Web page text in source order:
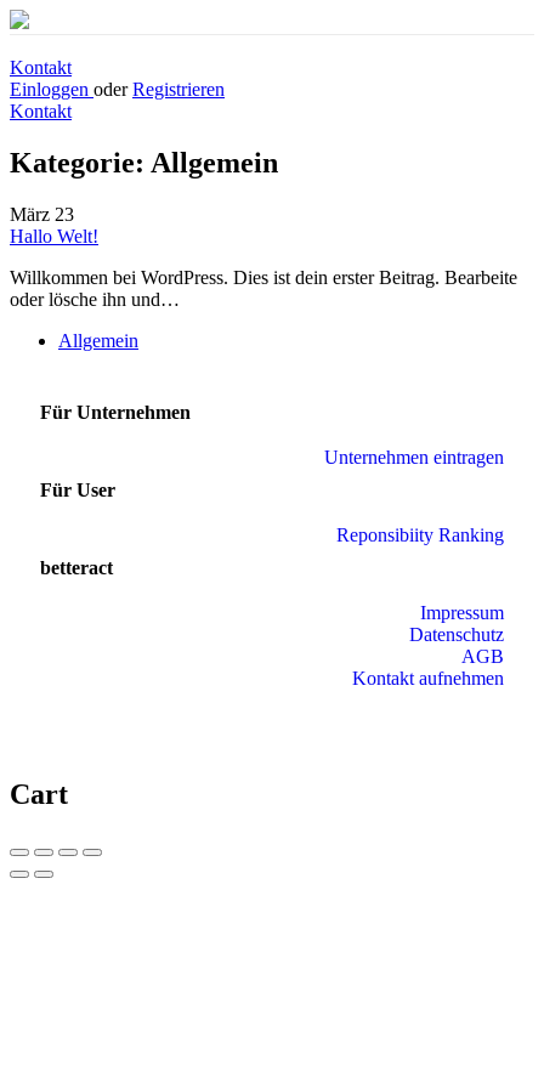
Kontakt
Einloggen oder Registrieren
Kontakt
Kategorie: Allgemein
März 23
Hallo Welt!
Willkommen bei WordPress. Dies ist dein erster Beitrag. Bearbeite
oder lösche ihn und…
Allgemein
Für Unternehmen
Unternehmen eintragen
Für User
Reponsibiity Ranking
betteract
Impressum
Datenschutz
AGB
Kontakt aufnehmen
Cart